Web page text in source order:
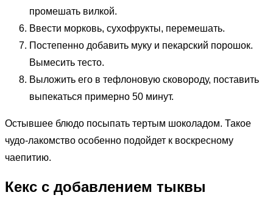
промешать вилкой.
Ввести морковь, сухофрукты, перемешать.
Постепенно добавить муку и пекарский порошок.
Вымесить тесто.
Выложить его в тефлоновую сковороду, поставить
выпекаться примерно 50 минут.
Остывшее блюдо посыпать тертым шоколадом. Такое
чудо-лакомство особенно подойдет к воскресному
чаепитию.
Кекс с добавлением тыквы